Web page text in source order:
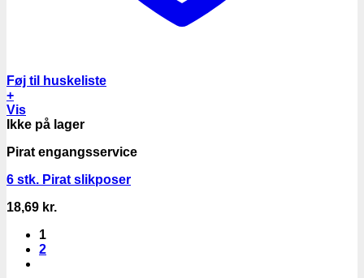
Føj til huskeliste
+
Vis
Ikke på lager
Pirat engangsservice
6 stk. Pirat slikposer
18,69 kr.
1
2